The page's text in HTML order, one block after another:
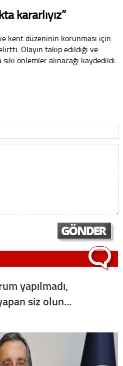
kararlıyız”
kent düzeninin korunması için
Olayın takip edildiği ve
önlemler alınacağı kaydedildi.
yapılmadı,
siz olun...